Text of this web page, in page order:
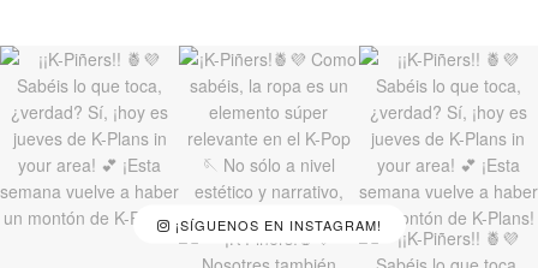
¡SÍGUENOS EN INSTAGRAM!